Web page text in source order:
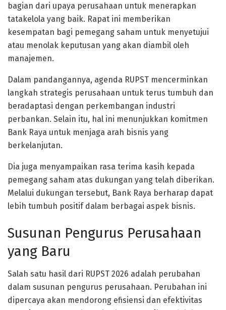
bagian dari upaya perusahaan untuk menerapkan
tatakelola yang baik. Rapat ini memberikan
kesempatan bagi pemegang saham untuk menyetujui
atau menolak keputusan yang akan diambil oleh
manajemen.
Dalam pandangannya, agenda RUPST mencerminkan
langkah strategis perusahaan untuk terus tumbuh dan
beradaptasi dengan perkembangan industri
perbankan. Selain itu, hal ini menunjukkan komitmen
Bank Raya untuk menjaga arah bisnis yang
berkelanjutan.
Dia juga menyampaikan rasa terima kasih kepada
pemegang saham atas dukungan yang telah diberikan.
Melalui dukungan tersebut, Bank Raya berharap dapat
lebih tumbuh positif dalam berbagai aspek bisnis.
Susunan Pengurus Perusahaan
yang Baru
Salah satu hasil dari RUPST 2026 adalah perubahan
dalam susunan pengurus perusahaan. Perubahan ini
dipercaya akan mendorong efisiensi dan efektivitas